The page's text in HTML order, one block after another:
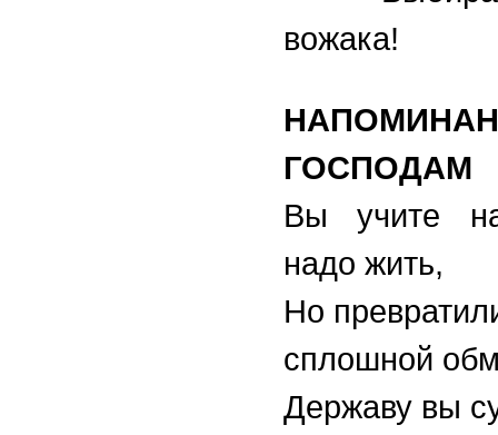
вожака!
ГОСПОДАМ
Вы учите
надо жить,
Но
сплошной
Державу вы